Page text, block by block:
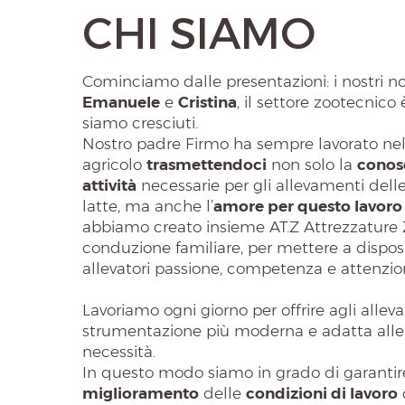
CHI SIAMO
Cominciamo dalle presentazioni: i nostri
Emanuelee Cristina, il settore zootecnico
siamo cresciuti.
Nostro padre Firmo ha sempre lavorato
agricolo trasmettendoci non solo la
attivitànecessarie per gli allevamenti
latte, ma anche l’amore per questo lavoro
abbiamo creato insieme AT.Z Attrezzature
conduzione familiare, per mettere a
allevatori passione, competenza e
Lavoriamo ogni giorno per offrire agli
strumentazione più moderna e adatta
necessità.
In questo modo siamo in grado di
miglioramentodelle condizioni di lavoro